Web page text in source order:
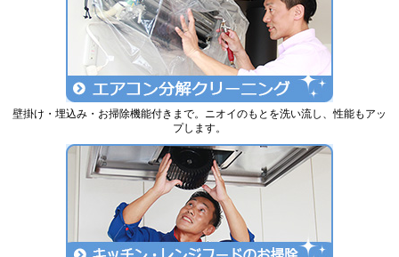
壁掛け・埋込み・お掃除機能付きまで。ニオイのもとを洗い流し、性能もアッ
プします。